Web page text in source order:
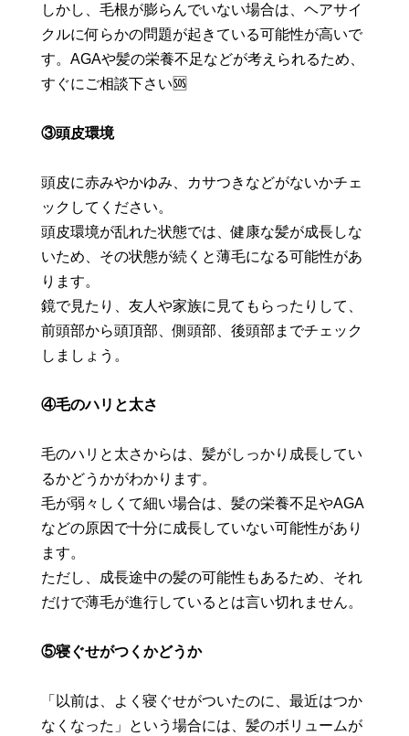
しかし、毛根が膨らんでいない場合は、ヘアサイ
クルに何らかの問題が起きている可能性が高いで
す。AGAや髪の栄養不足などが考えられるため、
すぐにご相談下さい🆘
③頭皮環境
頭皮に赤みやかゆみ、カサつきなどがないかチェ
ックしてください。
頭皮環境が乱れた状態では、健康な髪が成長しな
いため、その状態が続くと薄毛になる可能性があ
ります。
鏡で見たり、友人や家族に見てもらったりして、
前頭部から頭頂部、側頭部、後頭部までチェック
しましょう。
④毛のハリと太さ
毛のハリと太さからは、髪がしっかり成長してい
るかどうかがわかります。
毛が弱々しくて細い場合は、髪の栄養不足やAGA
などの原因で十分に成長していない可能性があり
ます。
ただし、成長途中の髪の可能性もあるため、それ
だけで薄毛が進行しているとは言い切れません。
⑤寝ぐせがつくかどうか
「以前は、よく寝ぐせがついたのに、最近はつか
なくなった」という場合には、髪のボリュームが